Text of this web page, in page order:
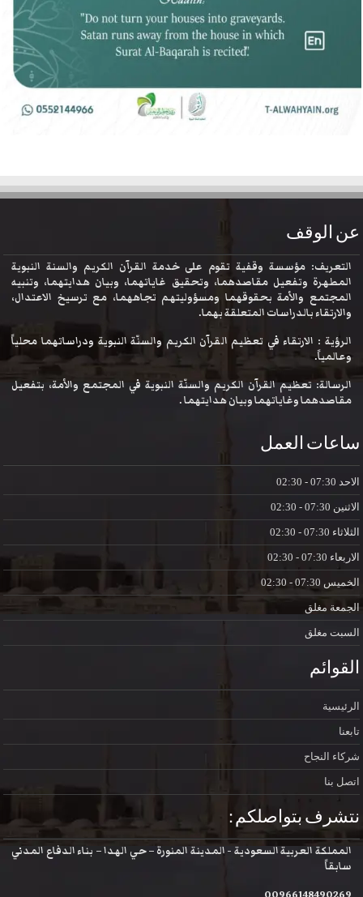
عن الوقف
التعريف: مؤسسة وقفية تقوم على خدمة القرآن الكريم والسنة النبوية
المطهرة وتفعيل مقاصدهما، وتحقيق غاياتهما، وبيان هدايتهما، وتنبيه
المجتمع والأمة بحقوقهما ومسؤوليتهم تجاههما، مع ترسيخ الاعتدال،
والارتقاء بالدراسات المتعلقة بهما.
الرؤية : الارتقاء في تعظيم القرآن الكريم والسنّة النبوية ودراساتهما محلياً
وعالمياً.
الرسالة: تعظيم القرآن الكريم والسنّة النبوية في المجتمع والأمة، بتفعيل
مقاصدهما وغاياتهما وبيان هدايتهما .
ساعات العمل
الاحد
الاثنين
الثلاثاء
الاربعاء
الخميس
الجمعة مغلق
السبت مغلق
القوائم
الرئيسية
تابعنا
شركاء النجاح
اتصل بنا
نتشرف بتواصلكم :
المملكة العربية السعودية - المدينة المنورة – حي الهدا – بناء الدفاع المدني
سابقاً